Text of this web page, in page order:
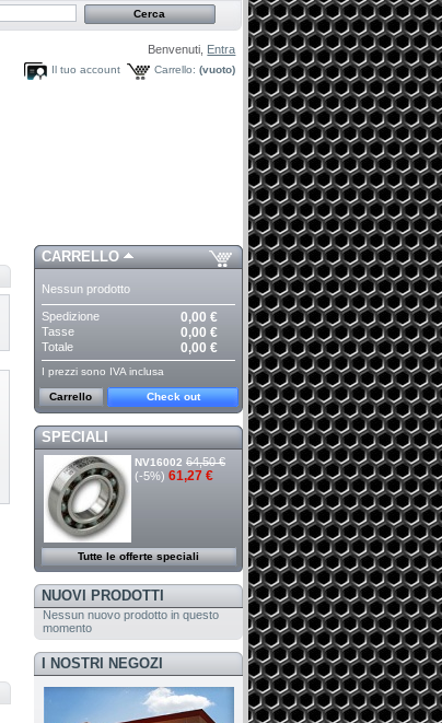
Benvenuti, Entra
Carrello: (vuoto)
Il tuo account
CARRELLO
Nessun prodotto
Spedizione 0,00 €
Tasse 0,00 €
Totale 0,00 €
I prezzi sono IVA inclusa
Carrello Check out
SPECIALI
NV16002 64,50 €
(-5%) 61,27 €
Tutte le offerte speciali
NUOVI PRODOTTI
Nessun nuovo prodotto in questo
momento
I NOSTRI NEGOZI